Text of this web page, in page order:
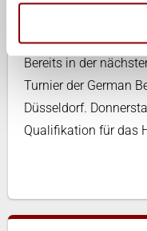
Abendspielen und
Unterstützung von
Bereits in der
Turnier der German
Düsseldorf.
Qualifikation für das